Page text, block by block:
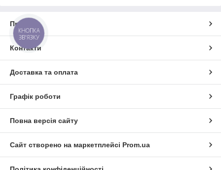
Про нас
Контакти
Доставка та оплата
Графік роботи
Повна версія сайту
Сайт створено на маркетплейсі Prom.ua
КНОПКА
ЗВ'ЯЗКУ